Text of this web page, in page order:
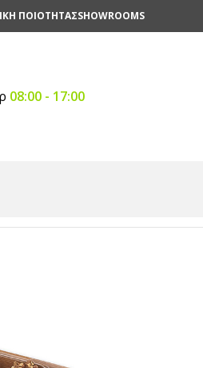
ΠΟΙΟΤΗΤΑΣSHOWROOMS
08:00 - 17:00